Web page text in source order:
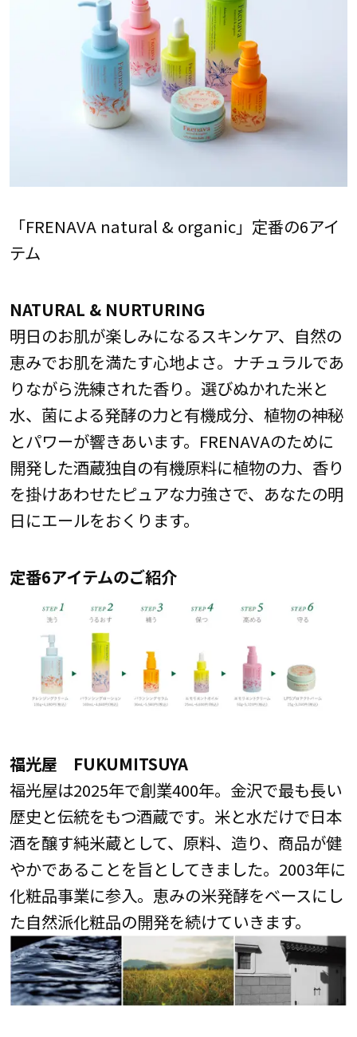
「FRENAVA natural & organic」定番の6アイ
テム
NATURAL & NURTURING
明日のお肌が楽しみになるスキンケア、自然の
恵みでお肌を満たす心地よさ。ナチュラルであ
りながら洗練された香り。選びぬかれた米と
水、菌による発酵の力と有機成分、植物の神秘
とパワーが響きあいます。FRENAVAのために
開発した酒蔵独自の有機原料に植物の力、香り
を掛けあわせたピュアな力強さで、あなたの明
日にエールをおくります。
定番6アイテムのご紹介
福光屋 FUKUMITSUYA
福光屋は2025年で創業400年。金沢で最も長い
歴史と伝統をもつ酒蔵です。米と水だけで日本
酒を醸す純米蔵として、原料、造り、商品が健
やかであることを旨としてきました。2003年に
化粧品事業に参入。恵みの米発酵をベースにし
た自然派化粧品の開発を続けていきます。